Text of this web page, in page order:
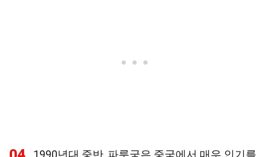
1990년대 중반, 파룬궁은 중국에서 매우 인기를